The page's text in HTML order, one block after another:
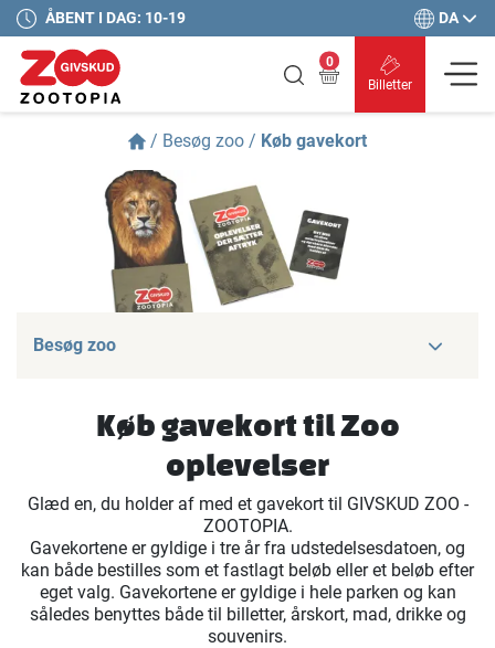
ÅBENT I DAG: 10-19 DA
Billetter
0
/ Besøg zoo / Køb gavekort
Besøg zoo
Køb gavekort til Zoo
oplevelser
Glæd en, du holder af med et gavekort til GIVSKUD ZOO -
ZOOTOPIA.
Gavekortene er gyldige i tre år fra udstedelsesdatoen, og
kan både bestilles som et fastlagt beløb eller et beløb efter
eget valg. Gavekortene er gyldige i hele parken og kan
således benyttes både til billetter, årskort, mad, drikke og
souvenirs.